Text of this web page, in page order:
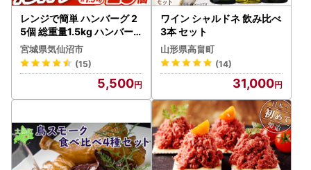
レンジで簡単 ハンバーグ 2
5個 総重量1.5kg ハンバー
グ
宮城県気仙沼市
(15)
5,500
ワイン シャルドネ 飲み比べ
3本 セット
山形県高畠町
(14)
31,000